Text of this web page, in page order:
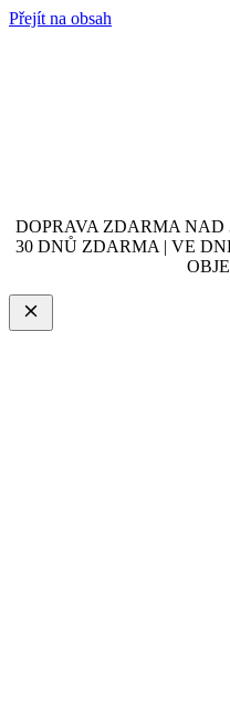
Přejít na obsah
DOPRAVA ZDARMA NAD
30 DNŮ ZDARMA | VE